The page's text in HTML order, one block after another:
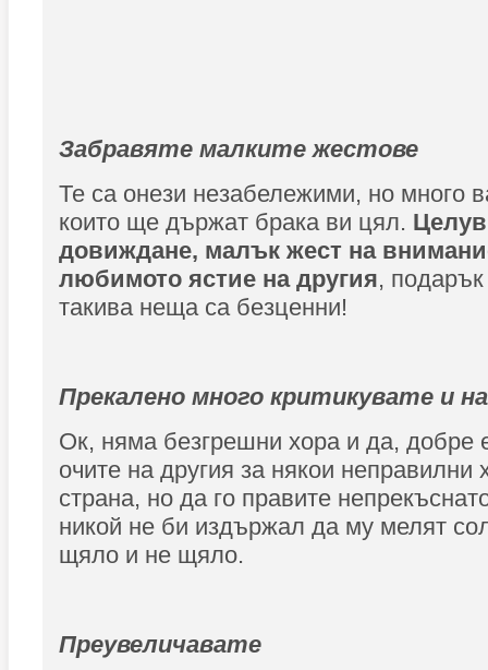
Забравяте малките жестове
Те са онези незабележими, но много
които ще държат брака ви цял.
довиждане, малък жест на
любимото ястие на другия,
такива неща са безценни!
Прекалено много критикувате и
Ок, няма безгрешни хора и да, добре
очите на другия за някои неправилни
страна, но да го правите
никой не би издържал да му мелят
щяло и не щяло.
Преувеличавате